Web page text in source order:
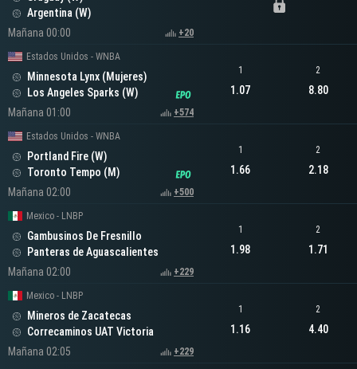
Argentina (W)
Mañana 00:00
+20
Estados Unidos - WNBA
Minnesota Lynx (Mujeres)
Los Angeles Sparks (W)
Mañana 01:00
+574
1
1.07
2
8.80
Estados Unidos - WNBA
Portland Fire (W)
Toronto Tempo (M)
Mañana 02:00
+500
1
1.66
2
2.18
Mexico - LNBP
Gambusinos De Fresnillo
Panteras de Aguascalientes
Mañana 02:00
+229
1
1.98
2
1.71
Mexico - LNBP
Mineros de Zacatecas
Correcaminos UAT Victoria
Mañana 02:05
+229
1
1.16
2
4.40